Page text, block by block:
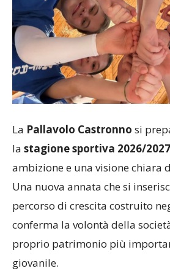
La Pallavolo Castronno si
la stagione sportiva 2026/2027
ambizione e una visione chiara
Una nuova annata che si
percorso di crescita costruito
conferma la volontà della
proprio patrimonio più
giovanile.